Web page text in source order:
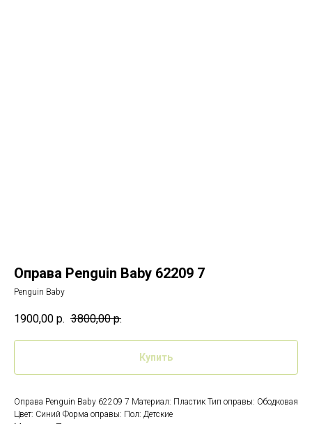
Оправа Penguin Baby 62209 7
Penguin Baby
1900,00 р. 3800,00 р.
Купить
Оправа Penguin Baby 62209 7 Материал: Пластик Тип оправы: Ободковая
Цвет: Синий Форма оправы: Пол: Детские